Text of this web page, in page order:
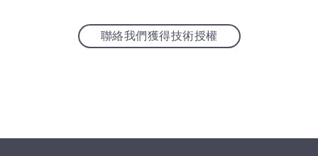
聯絡我們獲得技術授權